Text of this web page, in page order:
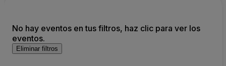
No hay eventos en tus filtros, haz clic para ver los
eventos.
Eliminar filtros